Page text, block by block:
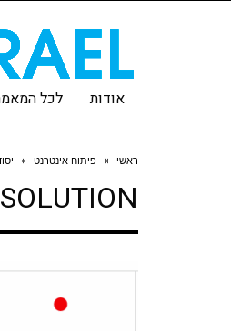
אודות לכל
ראשי » פיתוח אינטרנט »